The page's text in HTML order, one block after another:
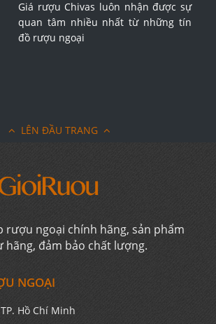
Giá rượu Chivas luôn nhận được sự
quan tâm nhiều nhất từ những tín
đồ rượu ngoại
LÊN ĐẦU TRANG
rượu ngoại chính hãng, sản phẩm
đảm bảo chất lượng.
NGOẠI
Hồ Chí Minh